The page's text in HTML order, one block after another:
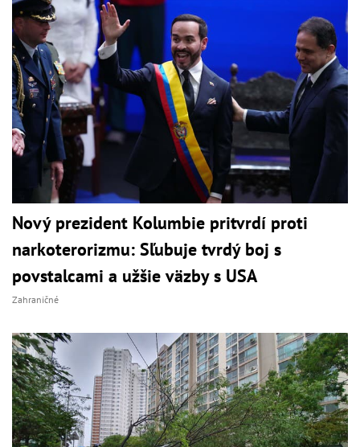
Nový prezident Kolumbie pritvrdí proti
narkoterorizmu: Sľubuje tvrdý boj s
povstalcami a užšie väzby s USA
Zahraničné